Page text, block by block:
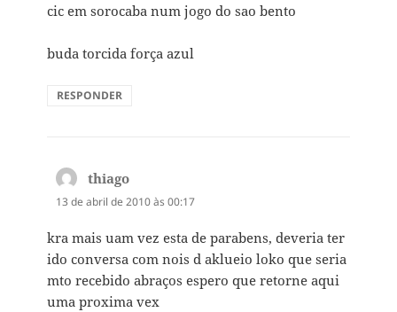
cic em sorocaba num jogo do sao bento
buda torcida força azul
RESPONDER
thiagodisse:
13 de abril de 2010 às 00:17
kra mais uam vez esta de parabens, deveria ter
ido conversa com nois d aklueio loko que seria
mto recebido abraços espero que retorne aqui
uma proxima vex